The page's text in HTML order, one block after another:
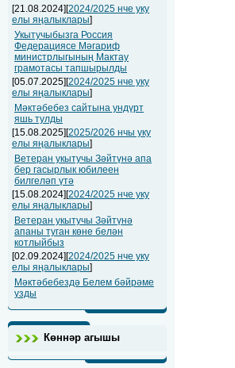
[21.08.2024][2024/2025 нче уку
елы яңалыклары]
Укытучыбызга Россия
Федерациясе Мәгариф
министрлыгының Мактау
грамотасы тапшырылды
[05.07.2025][2024/2025 нче уку
елы яңалыклары]
Мәктәбебез сайтына ундүрт
яшь тулды
[15.08.2025][2025/2026 нчы уку
елы яңалыклары]
Ветеран укытучы Зәйтүнә апа
бер гасырлык юбилеен
билгеләп үтә
[15.08.2024][2024/2025 нче уку
елы яңалыклары]
Ветеран укытучы Зәйтүнә
апаны туган көне белән
котлыйбыз
[02.09.2024][2024/2025 нче уку
елы яңалыклары]
Мәктәбебездә Белем бәйрәме
узды
Көннәр агышы